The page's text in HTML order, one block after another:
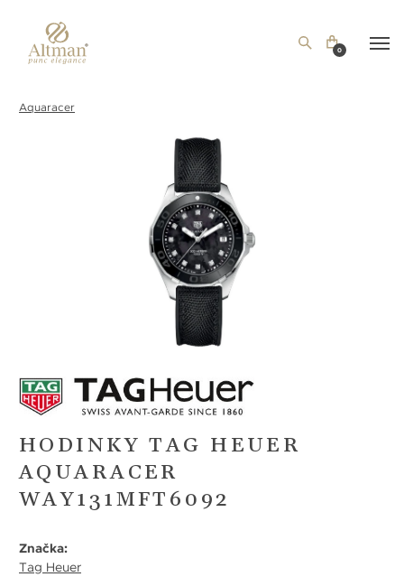
0
Aquaracer
HODINKY TAG HEUER
AQUARACER
WAY131MFT6092
Značka:
Tag Heuer